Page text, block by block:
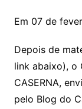
Em 07 de
Depois de
link abaixo), o
CASERNA,
pelo Blog do